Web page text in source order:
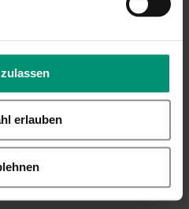
erlauben
Sterntaler GOTS Baby
Body Esel Emmi rosa, Gr.
56
27,99 €
Inkl. 19% Steuern
Versandkosten
finden